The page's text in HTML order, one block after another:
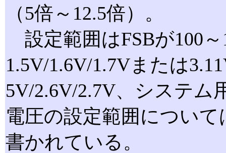
（5倍～12.5倍）。
設定範囲はFSBが100
1.5V/1.6V/1.7Vまたは
5V/2.6V/2.7V、システム
電圧の設定範囲について
書かれている。